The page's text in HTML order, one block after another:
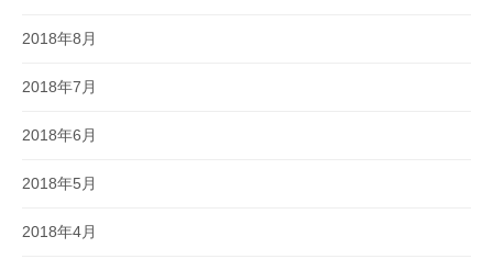
2018年8月
2018年7月
2018年6月
2018年5月
2018年4月